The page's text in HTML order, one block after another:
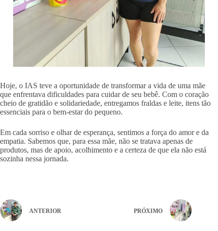
Hoje, o IAS teve a oportunidade de transformar a vida de uma mãe
que enfrentava dificuldades para cuidar de seu bebê. Com o coração
cheio de gratidão e solidariedade, entregamos fraldas e leite, itens tão
essenciais para o bem-estar do pequeno.
Em cada sorriso e olhar de esperança, sentimos a força do amor e da
empatia. Sabemos que, para essa mãe, não se tratava apenas de
produtos, mas de apoio, acolhimento e a certeza de que ela não está
sozinha nessa jornada.
ANTERIOR PRÓXIMO